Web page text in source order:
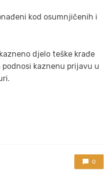
kod osumnjičenih i
djelo teške krađe
kaznenu prijavu u
0